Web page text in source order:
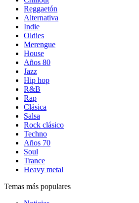
Reggaetón
Alternativa
Indie
Oldies
Merengue
House
Años 80
Jazz
Hip hop
R&B
Rap
Clásica
Salsa
Rock clásico
Techno
Años 70
Soul
Trance
Heavy metal
Temas más populares